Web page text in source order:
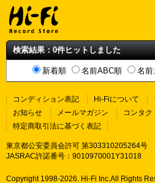
検索結果：0件ヒットしました
新着順 名前ABC順 名前
コンディション表記 Hi-Fiについて
お知らせ
メールマガジン コンタク
特定商取引法に基づく表記
東京都公安委員会許可 第303310205264号
JASRAC許諾番号：9010970001Y31018
Copyright 1998-2026. Hi-Fi Inc.All Rights